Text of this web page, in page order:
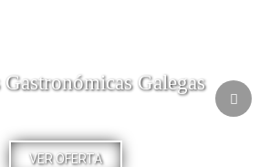
Gastronómicas Galegas
VER OFERTA